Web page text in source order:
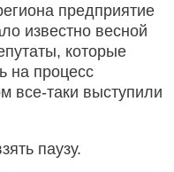
предприятие
известно весной
которые
на процесс
все-таки выступили
паузу.